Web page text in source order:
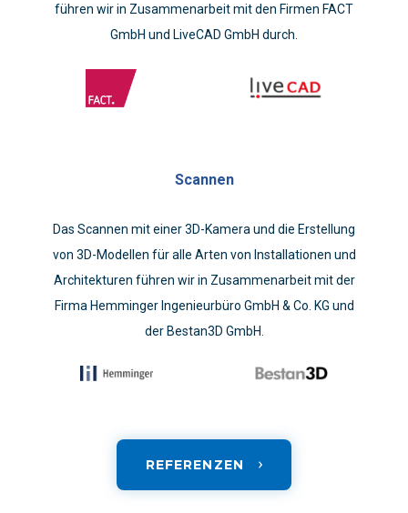
führen wir in Zusammenarbeit mit den Firmen FACT
GmbH und LiveCAD GmbH durch.
Scannen
Das Scannen mit einer 3D-Kamera und die Erstellung
von 3D-Modellen für alle Arten von Installationen und
Architekturen führen wir in Zusammenarbeit mit der
Firma Hemminger Ingenieurbüro GmbH & Co. KG und
der Bestan3D GmbH.
REFERENZEN